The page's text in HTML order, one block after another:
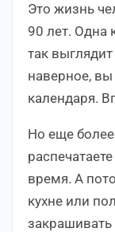
Это жизнь
90 лет. Одна
так
наверное, вы
календаря.
Но еще
время. А
кухне или